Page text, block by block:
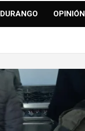
DURANGO OPINIÓN